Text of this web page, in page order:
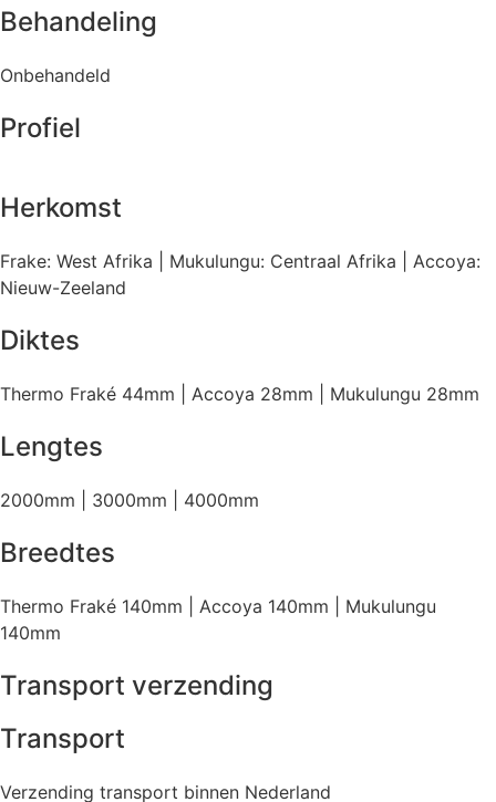
Behandeling
Onbehandeld
Profiel
Herkomst
Frake: West Afrika | Mukulungu: Centraal Afrika | Accoya:
Nieuw-Zeeland
Diktes
Thermo Fraké 44mm | Accoya 28mm | Mukulungu 28mm
Lengtes
2000mm | 3000mm | 4000mm
Breedtes
Thermo Fraké 140mm | Accoya 140mm | Mukulungu
140mm
Transport verzending
Transport
Verzending transport binnen Nederland